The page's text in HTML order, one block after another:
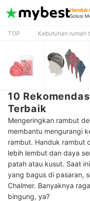
Handuk
Solusi
TOP Kebutuhan rumah
10
Terbaik
Mengeringkan rambut
membantu mengurangi
rambut. Handuk rambut
lebih lembut dan daya
patah atau kusut. Saat
yang bagus di pasaran,
Chalmer. Banyaknya
bingung, ya?